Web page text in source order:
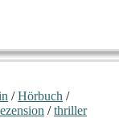
/Hörbuch /
/thriller